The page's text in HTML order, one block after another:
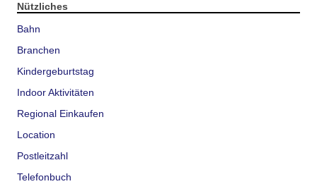
Nützliches
Bahn
Branchen
Kindergeburtstag
Indoor Aktivitäten
Regional Einkaufen
Location
Postleitzahl
Telefonbuch